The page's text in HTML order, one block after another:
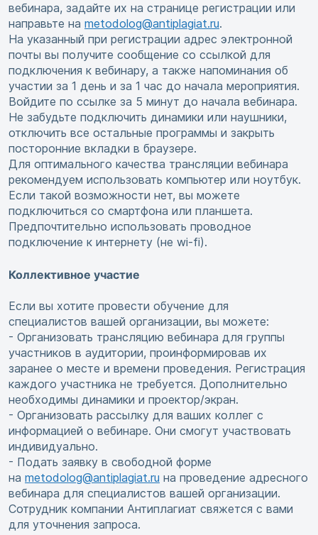
вебинара, задайте их на странице регистрации или
направьте на metodolog@antiplagiat.ru.
На указанный при регистрации адрес электронной
почты вы получите сообщение со ссылкой для
подключения к вебинару, а также напоминания об
участии за 1 день и за 1 час до начала мероприятия.
Войдите по ссылке за 5 минут до начала вебинара.
Не забудьте подключить динамики или наушники,
отключить все остальные программы и закрыть
посторонние вкладки в браузере.
Для оптимального качества трансляции вебинара
рекомендуем использовать компьютер или ноутбук.
Если такой возможности нет, вы можете
подключиться со смартфона или планшета.
Предпочтительно использовать проводное
подключение к интернету (не wi-fi).
Коллективное участие
Если вы хотите провести обучение для
специалистов вашей организации, вы можете:
- Организовать трансляцию вебинара для группы
участников в аудитории, проинформировав их
заранее о месте и времени проведения. Регистрация
каждого участника не требуется. Дополнительно
необходимы динамики и проектор/экран.
- Организовать рассылку для ваших коллег с
информацией о вебинаре. Они смогут участвовать
индивидуально.
- Подать заявку в свободной форме
на metodolog@antiplagiat.ru на проведение адресного
вебинара для специалистов вашей организации.
Сотрудник компании Антиплагиат свяжется с вами
для уточнения запроса.